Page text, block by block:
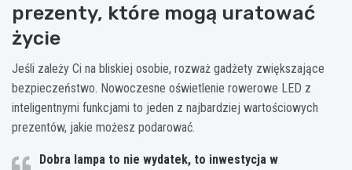
prezenty, które mogą uratować
życie
Jeśli zależy Ci na bliskiej osobie, rozważ gadżety zwiększające
bezpieczeństwo. Nowoczesne oświetlenie rowerowe LED z
inteligentnymi funkcjami to jeden z najbardziej wartościowych
prezentów, jakie możesz podarować.
Dobra lampa to nie wydatek, to inwestycja w